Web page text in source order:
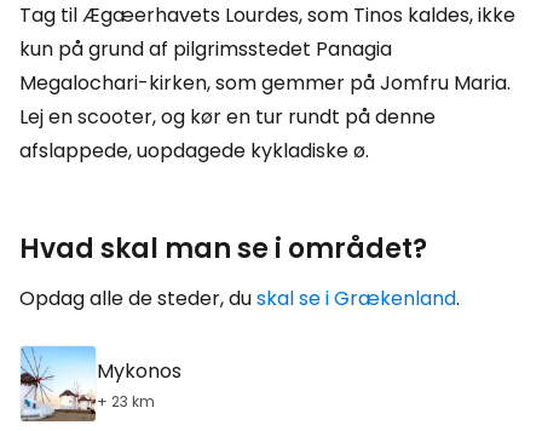
Tag til Ægæerhavets Lourdes, som Tinos kaldes, ikke
kun på grund af pilgrimsstedet Panagia
Megalochari-kirken, som gemmer på Jomfru Maria.
Lej en scooter, og kør en tur rundt på denne
afslappede, uopdagede kykladiske ø.
Hvad skal man se i området?
Opdag alle de steder, duskal se i Grækenland.
Mykonos
+ 23 km